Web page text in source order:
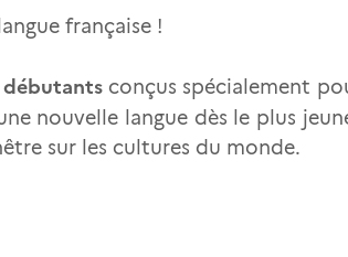
française !
conçus spécialement
nouvelle langue dès le plus
sur les cultures du monde.